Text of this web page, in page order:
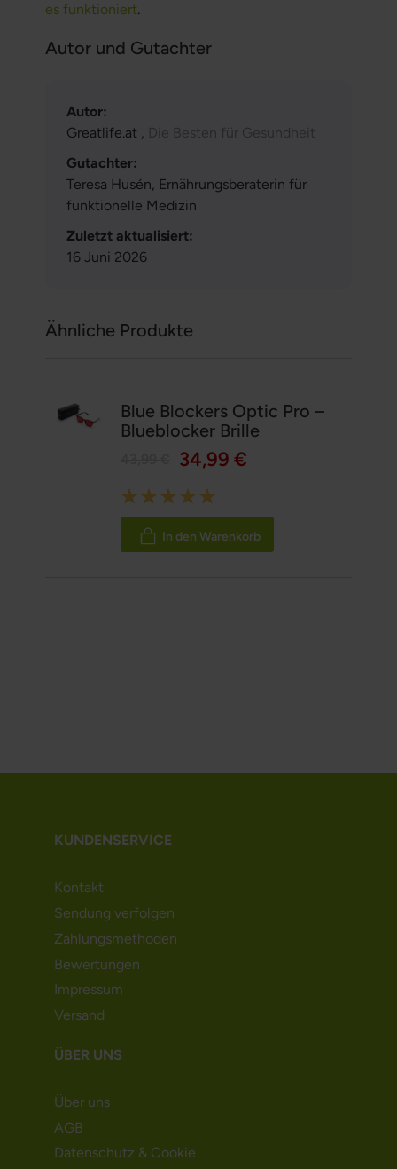
es funktioniert.
Autor und Gutachter
Autor:
Greatlife.at , Die Besten für Gesundheit
Gutachter:
Teresa Husén, Ernährungsberaterin für
funktionelle Medizin
Zuletzt aktualisiert:
16 Juni 2026
Ähnliche Produkte
Blue Blockers Optic Pro –
Blueblocker Brille
34,99 €
Rating:
100%
In den Warenkorb
KUNDENSERVICE
Kontakt
Sendung verfolgen
Zahlungsmethoden
Bewertungen
Impressum
Versand
ÜBER UNS
Über uns
AGB
Datenschutz & Cookie